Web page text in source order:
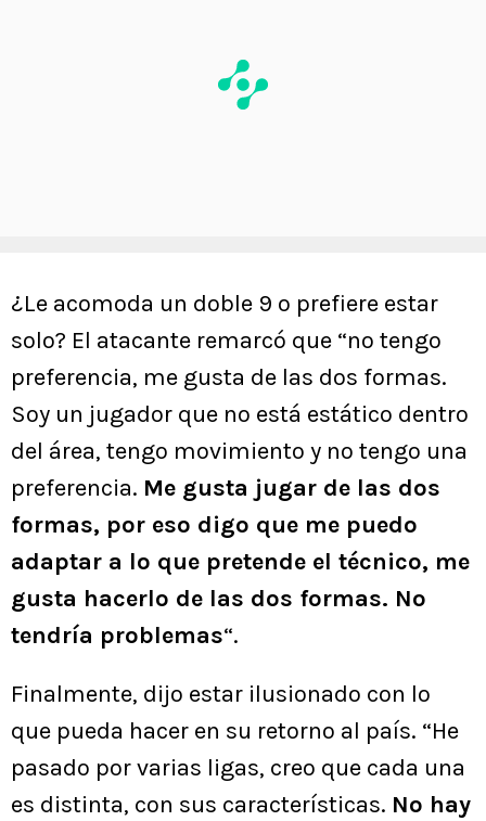
¿Le acomoda un doble 9 o prefiere estar
solo? El atacante remarcó que “no tengo
preferencia, me gusta de las dos formas.
Soy un jugador que no está estático dentro
del área, tengo movimiento y no tengo una
preferencia. Me gusta jugar de las dos
formas, por eso digo que me puedo
adaptar a lo que pretende el técnico, me
gusta hacerlo de las dos formas. No
tendría problemas“.
Finalmente, dijo estar ilusionado con lo
que pueda hacer en su retorno al país. “He
pasado por varias ligas, creo que cada una
es distinta, con sus características. No hay